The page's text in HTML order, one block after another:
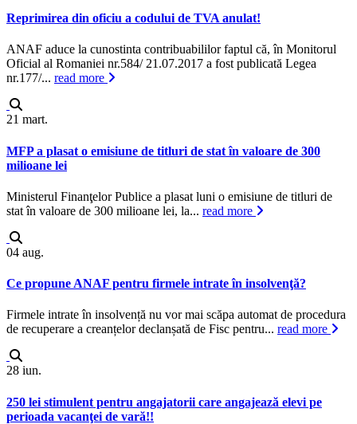
Reprimirea din oficiu a codului de TVA anulat!
ANAF aduce la cunostinta contribuabililor faptul că, în Monitorul
Oficial al Romaniei nr.584/ 21.07.2017 a fost publicată Legea
nr.177/... read more
21 mart.
MFP a plasat o emisiune de titluri de stat în valoare de 300
milioane lei
Ministerul Finanţelor Publice a plasat luni o emisiune de titluri de
stat în valoare de 300 milioane lei, la... read more
04 aug.
Ce propune ANAF pentru firmele intrate în insolvenţă?
Firmele intrate în insolvență nu vor mai scăpa automat de procedura
de recuperare a creanțelor declanșată de Fisc pentru... read more
28 iun.
250 lei stimulent pentru angajatorii care angajează elevi pe
perioada vacanţei de vară!!